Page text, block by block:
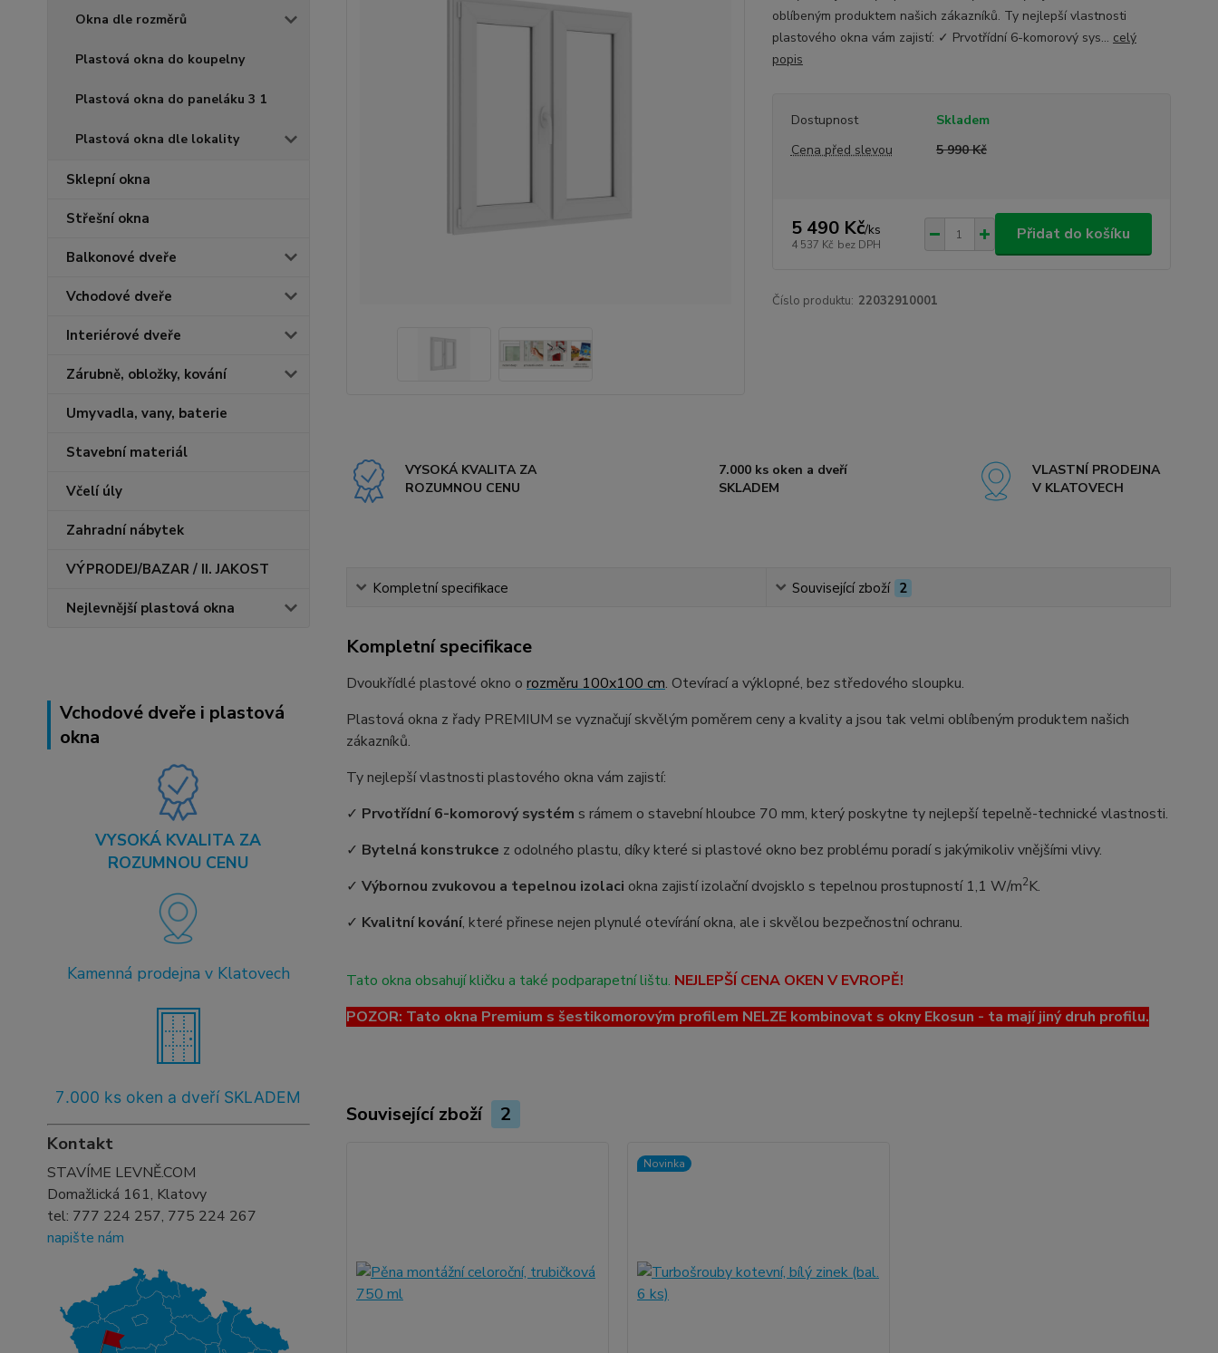
Okna dle rozměrů
Plastová okna do koupelny
Plastová okna do paneláku 3 1
Plastová okna dle lokality
Sklepní okna
Střešní okna
Balkonové dveře
Vchodové dveře
Interiérové dveře
Zárubně, obložky, kování
Umyvadla, vany, baterie
Stavební materiál
Včelí úly
Zahradní nábytek
VÝPRODEJ/BAZAR / II. JAKOST
Nejlevnější plastová okna
Vchodové dveře i plastová
okna
VYSOKÁ KVALITA ZA
ROZUMNOU CENU
Kamenná prodejna v Klatovech
7.000 ks oken a dveří SKLADEM
Kontakt
STAVÍME LEVNĚ.COM
Domažlická 161, Klatovy
tel: 777 224 257, 775 224 267
napište nám
oblíbeným produktem našich zákazníků. Ty nejlepší vlastnosti
plastového okna vám zajistí: ✓ Prvotřídní 6-komorový sys... celý
popis
Dostupnost
Skladem
Cena před slevou
5 990 Kč
5 490 Kč/ks
4 537 Kč bez DPH
Přidat do košíku
Číslo produktu: 22032910001
VYSOKÁ KVALITA ZA
ROZUMNOU CENU
7.000 ks oken a dveří
SKLADEM
VLASTNÍ PRODEJNA
V KLATOVECH
Kompletní specifikace Související zboží 2
Kompletní specifikace
Dvoukřídlé plastové okno o rozměru 100x100 cm. Otevírací a výklopné, bez středového sloupku.
Plastová okna z řady PREMIUM se vyznačují skvělým poměrem ceny a kvality a jsou tak velmi oblíbeným produktem našich
zákazníků.
Ty nejlepší vlastnosti plastového okna vám zajistí:
✓ Prvotřídní 6-komorový systém s rámem o stavební hloubce 70 mm, který poskytne ty nejlepší tepelně-technické vlastnosti.
✓ Bytelná konstrukce z odolného plastu, díky které si plastové okno bez problému poradí s jakýmikoliv vnějšími vlivy.
✓ Výbornou zvukovou a tepelnou izolaci okna zajistí izolační dvojsklo s tepelnou prostupností 1,1 W/m2K.
✓ Kvalitní kování, které přinese nejen plynulé otevírání okna, ale i skvělou bezpečnostní ochranu.
Tato okna obsahují kličku a také podparapetní lištu. NEJLEPŠÍ CENA OKEN V EVROPĚ!
POZOR: Tato okna Premium s šestikomorovým profilem NELZE kombinovat s okny Ekosun - ta mají jiný druh profilu.
Související zboží 2
Novinka